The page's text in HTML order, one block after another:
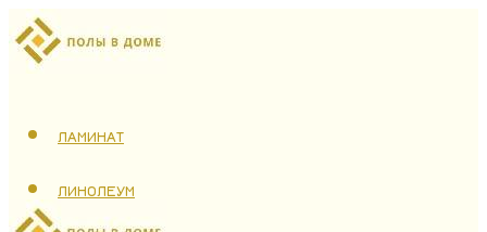
ЛАМИНАТ
ЛИНОЛЕУМ